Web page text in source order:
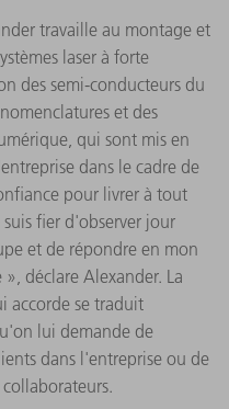
travaille au montage et
laser à forte
des semi-conducteurs du
et des
qui sont mis en
dans le cadre de
pour livrer à tout
fier d'observer jour
et de répondre en mon
déclare Alexander. La
accorde se traduit
lui demande de
dans l'entreprise ou de